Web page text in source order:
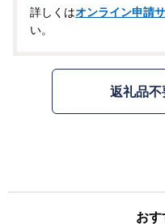
詳しくはオンライン申請
い。
返礼品
お